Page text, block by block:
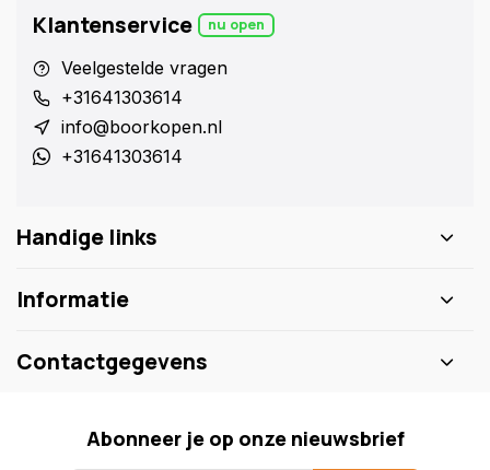
Klantenservice nu open
Veelgestelde vragen
+31641303614
info@boorkopen.nl
+31641303614
Handige links
Informatie
Contactgegevens
Abonneer je op onze nieuwsbrief